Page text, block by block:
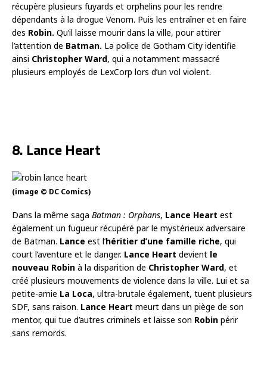
récupère plusieurs fuyards et orphelins pour les rendre
dépendants à la drogue Venom. Puis les entraîner et en faire
des Robin. Qu’il laisse mourir dans la ville, pour attirer
l’attention de Batman. La police de Gotham City identifie
ainsi Christopher Ward, qui a notamment massacré
plusieurs employés de LexCorp lors d’un vol violent.
8. Lance Heart
(image © DC Comics)
Dans la même saga Batman : Orphans, Lance Heart est
également un fugueur récupéré par le mystérieux adversaire
de Batman. Lance est l’héritier d’une famille riche, qui
court l’aventure et le danger. Lance Heart devient le
nouveau Robin à la disparition de Christopher Ward, et
créé plusieurs mouvements de violence dans la ville. Lui et sa
petite-amie La Loca, ultra-brutale également, tuent plusieurs
SDF, sans raison. Lance Heart meurt dans un piège de son
mentor, qui tue d’autres criminels et laisse son Robin périr
sans remords.